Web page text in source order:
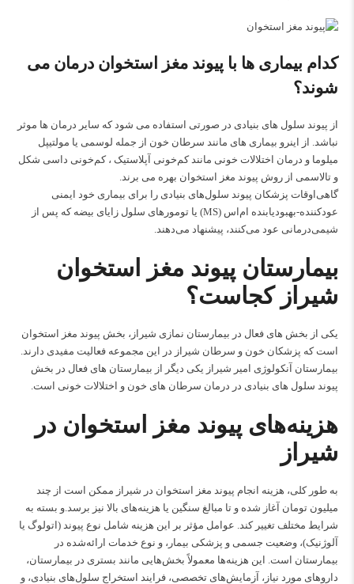
کدام بیماری ها با پیوند مغز استخوان درمان می
شوند؟
از پیوند سلول های بنیادی در صورتی استفاده می شود که سایر درمان ها موثر
نباشد. از اینرو بیماری های مانند سرطان خون از جمله لوسمی یا مولتیپل
میلوما و درمان اختلالات خونی مانند کم‌خونی آپلاستیک ، کم‌خونی داسی شکل
و تالاسمی از روش پیوند مغز استخوان بهره می برند.
گاهی‌اوقات پزشکان پیوند سلول‌های بنیادی را برای بیماری خود ایمنی
عودکننده-بهبودیابنده ام‌اس (MS) یا تومورهای سلول زایای بیضه که پس از
شیمی‌درمانی عود می‌کنند، پیشنهاد می‌دهند.
بیمارستان پیوند مغز استخوان
شیراز کجاست؟
یکی از بخش های فعال در بیمارستان نمازی شیراز، بخش پیوند مغز استخوان
است که پزشکان خون و سرطان شیراز در این مجموعه فعالیت مفیدی دارند.
بیمارستان آنکولوژی امیر شیراز یکی دیگر از بیمارستان های فعال در بخش
پیوند سلول های بنیادی در درمان سرطان های خون و اختلالات خونی است.
هزینه‌های پیوند مغز استخوان در
شیراز
به طور کلی، هزینه انجام پیوند مغز استخوان در شیراز ممکن است از چند
میلیون تومان آغاز شده و تا مبالغ سنگین یا هزینه‌های بالا نیز برسد.و بسته به
شرایط مختلف تغییر کند. عوامل مؤثر بر این هزینه شامل نوع پیوند (اتولوگ یا
آلوژنیک)، وضعیت جسمی و پزشکی بیمار، و نوع خدمات ارائه‌شده در
بیمارستان است. این هزینه‌ها معمولاً بخش‌هایی مانند بستری در بیمارستان،
داروهای مورد نیاز، آزمایش‌های تخصصی، فرایند استخراج سلول‌های بنیادی، و